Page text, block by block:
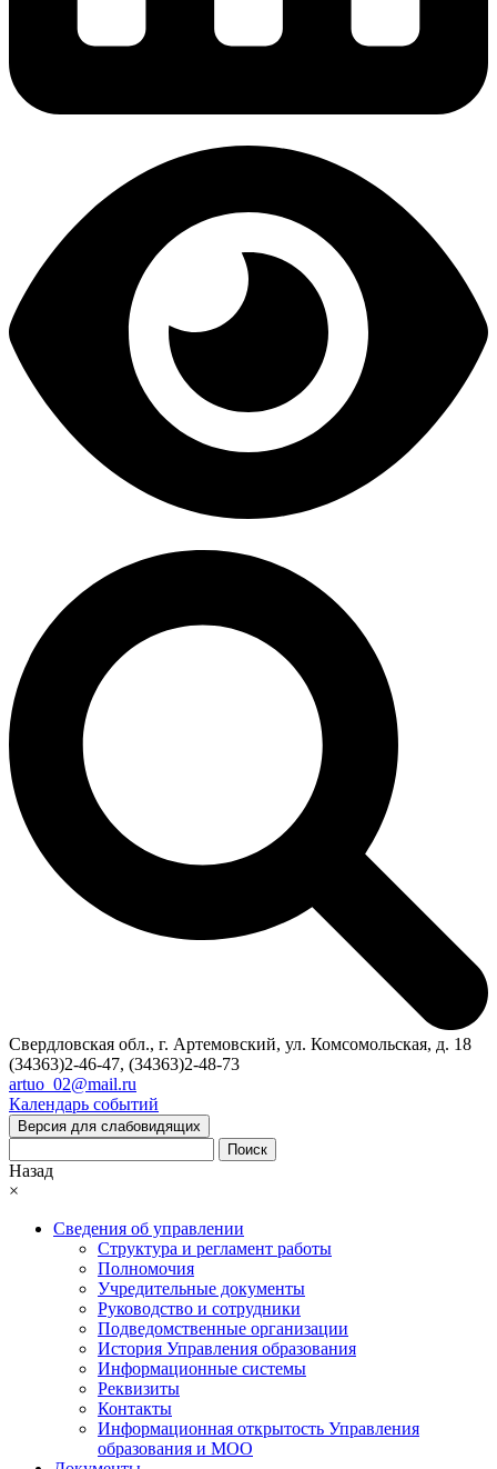
Свердловская обл., г. Артемовский, ул. Комсомольская, д. 18
(34363)2-46-47, (34363)2-48-73
artuo_02@mail.ru
Календарь событий
Версия для слабовидящих
Поиск
Назад
×
Сведения об управлении
Структура и регламент работы
Полномочия
Учредительные документы
Руководство и сотрудники
Подведомственные организации
История Управления образования
Информационные системы
Реквизиты
Контакты
Информационная открытость Управления
образования и МОО